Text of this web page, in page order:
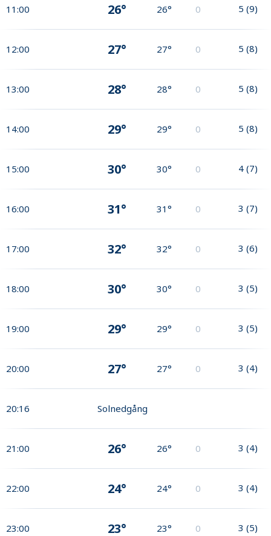
11:00 26° 26° 0 5 (9)
12:00 27° 27° 0 5 (8)
13:00 28° 28° 0 5 (8)
14:00 29° 29° 0 5 (8)
15:00 30° 30° 0 4 (7)
16:00 31° 31° 0 3 (7)
17:00 32° 32° 0 3 (6)
18:00 30° 30° 0 3 (5)
19:00 29° 29° 0 3 (5)
20:00 27° 27° 0 3 (4)
20:16 Solnedgång
21:00 26° 26° 0 3 (4)
22:00 24° 24° 0 3 (4)
23:00 23° 23° 0 3 (5)